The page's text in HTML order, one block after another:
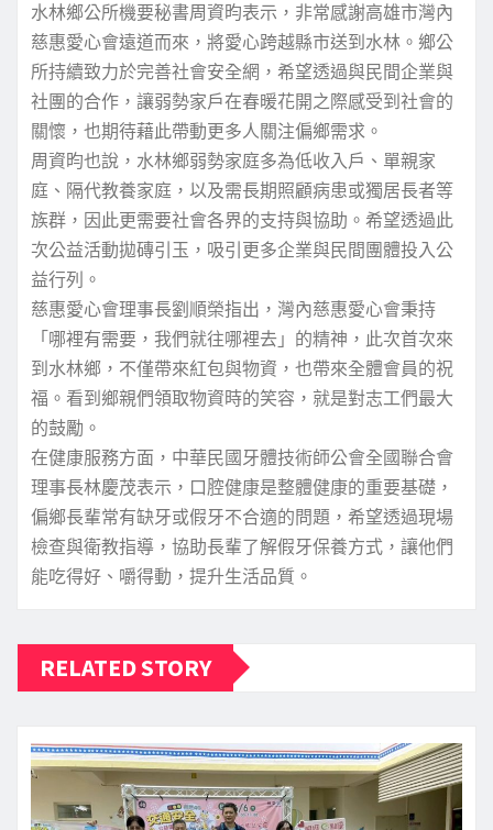
水林鄉公所機要秘書周資昀表示，非常感謝高雄市灣內
慈惠愛心會遠道而來，將愛心跨越縣市送到水林。鄉公
所持續致力於完善社會安全網，希望透過與民間企業與
社團的合作，讓弱勢家戶在春暖花開之際感受到社會的
關懷，也期待藉此帶動更多人關注偏鄉需求。
周資昀也說，水林鄉弱勢家庭多為低收入戶、單親家
庭、隔代教養家庭，以及需長期照顧病患或獨居長者等
族群，因此更需要社會各界的支持與協助。希望透過此
次公益活動拋磚引玉，吸引更多企業與民間團體投入公
益行列。
慈惠愛心會理事長劉順榮指出，灣內慈惠愛心會秉持
「哪裡有需要，我們就往哪裡去」的精神，此次首次來
到水林鄉，不僅帶來紅包與物資，也帶來全體會員的祝
福。看到鄉親們領取物資時的笑容，就是對志工們最大
的鼓勵。
在健康服務方面，中華民國牙體技術師公會全國聯合會
理事長林慶茂表示，口腔健康是整體健康的重要基礎，
偏鄉長輩常有缺牙或假牙不合適的問題，希望透過現場
檢查與衛教指導，協助長輩了解假牙保養方式，讓他們
能吃得好、嚼得動，提升生活品質。
RELATED STORY